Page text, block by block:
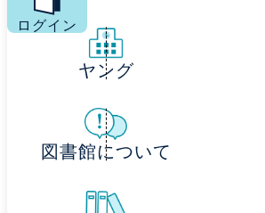
MENU
ログイン
ヤング
図書館について